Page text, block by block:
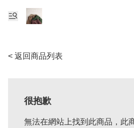
< 返回商品列表
很抱歉
無法在網站上找到此商品，此